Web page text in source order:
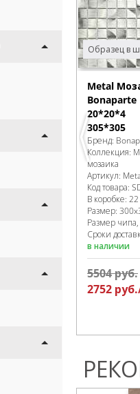
Образец в
Metal
Bonaparte
20*20*4
305*305
Бренд:
Коллекция:
мозаика
Артикул:
Код товара:
В коробке:
Размер:
Размер
Сроки
в наличии
5504руб.
2752 руб.